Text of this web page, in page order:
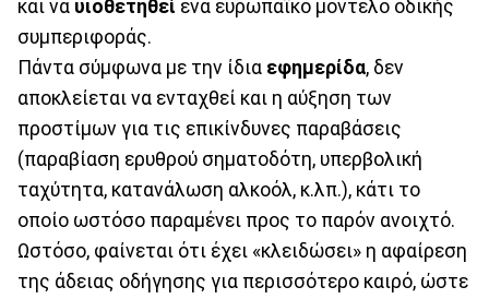
και να υιοθετηθεί ένα ευρωπαϊκό μοντέλο οδικής
συμπεριφοράς.
Πάντα σύμφωνα με την ίδια εφημερίδα, δεν
αποκλείεται να ενταχθεί και η αύξηση των
προστίμων για τις επικίνδυνες παραβάσεις
(παραβίαση ερυθρού σηματοδότη, υπερβολική
ταχύτητα, κατανάλωση αλκοόλ, κ.λπ.), κάτι το
οποίο ωστόσο παραμένει προς το παρόν ανοιχτό.
Ωστόσο, φαίνεται ότι έχει «κλειδώσει» η αφαίρεση
της άδειας οδήγησης για περισσότερο καιρό, ώστε